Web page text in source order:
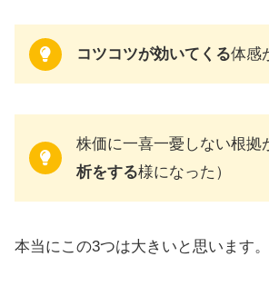
コツコツが効いてくる体感
株価に一喜一憂しない根拠
析をする様になった）
本当にこの3つは大きいと思います。